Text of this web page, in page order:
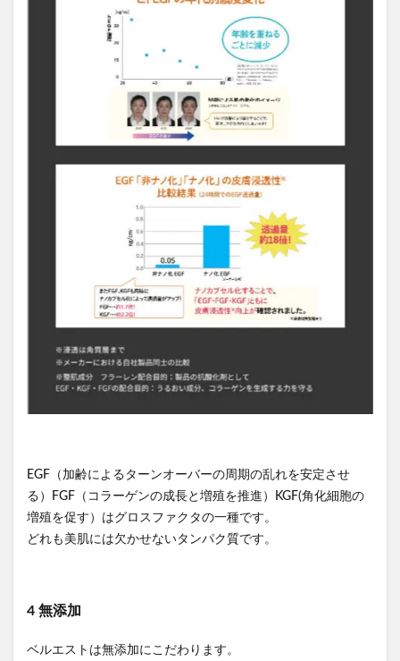
EGF（加齢によるターンオーバーの周期の乱れを安定させ
る）FGF（コラーゲンの成長と増殖を推進）KGF(角化細胞の
増殖を促す）はグロスファクタの一種です。
どれも美肌には欠かせないタンパク質です。
4 無添加
ベルエストは無添加にこだわります。